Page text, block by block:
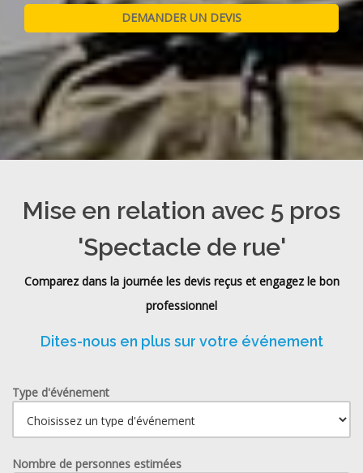
Mise en relation avec 5 pros
'Spectacle de rue'
Comparez dans la journée les devis reçus et engagez le bon
professionnel
Dites-nous en plus sur votre événement
Type d'événement
Nombre de personnes estimées